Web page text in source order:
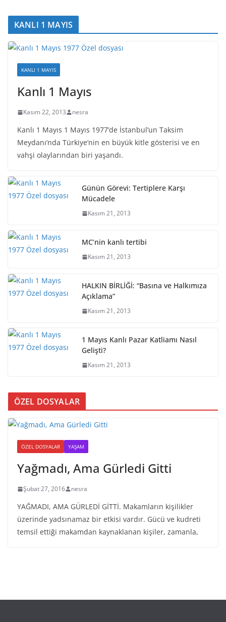
KANLI 1 MAYIS
KANLI 1 MAYIS
Kanlı 1 Mayıs
Kasım 22, 2013 nesra
Kanlı 1 Mayıs 1 Mayıs 1977’de İstanbul’un Taksim
Meydanı’nda Türkiye’nin en büyük kitle gösterisi ve en
vahşi olaylarından biri yaşandı.
Günün Görevi: Tertiplere Karşı
Mücadele
Kasım 21, 2013
MC’nin kanlı tertibi
Kasım 21, 2013
HALKIN BİRLİĞİ: “Basına ve Halkımıza
Açıklama”
Kasım 21, 2013
1 Mayıs Kanlı Pazar Katliamı Nasıl
Gelişti?
Kasım 21, 2013
ÖZEL DOSYALAR
ÖZEL DOSYALAR YAŞAM
Yağmadı, Ama Gürledi Gitti
Şubat 27, 2016 nesra
YAĞMADI, AMA GÜRLEDİ GİTTİ. Makamların kişilikler
üzerinde yadsınamaz bir etkisi vardır. Gücü ve kudreti
temsil ettiği makamdan kaynaklanan kişiler, zamanla,